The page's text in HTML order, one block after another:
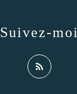
Suivez-moi